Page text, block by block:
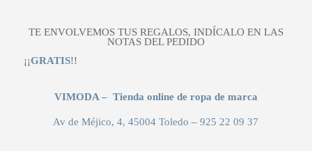
TE ENVOLVEMOS TUS REGALOS, INDÍCALO EN LAS
NOTAS DEL PEDIDO
¡¡GRATIS!!
VIMODA – Tienda online de ropa de marca
Av de Méjico, 4, 45004 Toledo –925 22 09 37